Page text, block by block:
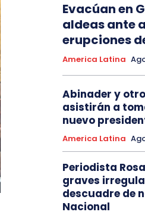
Evacúan en
aldeas ante
erupciones
America Latina
Abinader y
asistirán a
nuevo
America Latina
Periodista
graves
descuadre de
Nacional